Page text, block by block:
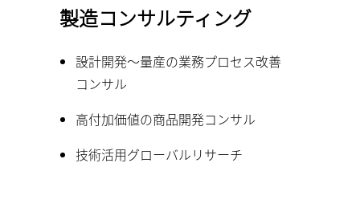
製造コンサルティング
設計開発～量産の業務プロセス改善
コンサル
高付加価値の商品開発コンサル
技術活用グローバルリサーチ